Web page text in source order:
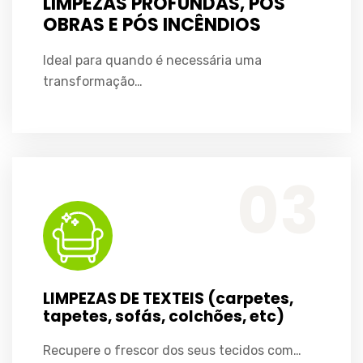
OBRAS E PÓS INCÊNDIOS
Ideal para quando é necessária uma
transformação…
LIMPEZAS DE TEXTEIS (carpetes,
tapetes, sofás, colchões, etc)
Recupere o frescor dos seus tecidos com…